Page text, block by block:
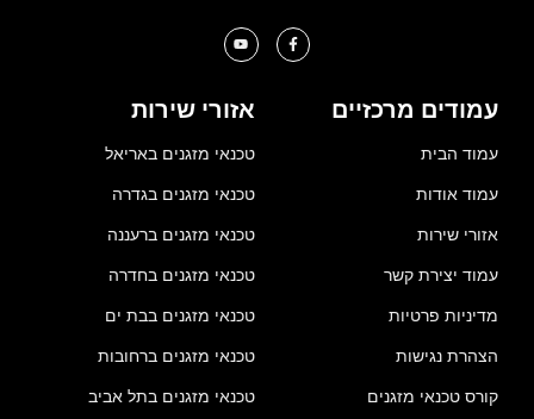
עמודים מרכזיים
עמוד הבית
עמוד אודות
אזורי שירות
עמוד יצירת קשר
מדיניות פרטיות
הצהרת נגישות
קורס טכנאי מזגנים
אזורי שירות
טכנאי מזגנים באריאל
טכנאי מזגנים בגדרה
טכנאי מזגנים ברעננה
טכנאי מזגנים בחדרה
טכנאי מזגנים בבת ים
טכנאי מזגנים ברחובות
טכנאי מזגנים בתל אביב